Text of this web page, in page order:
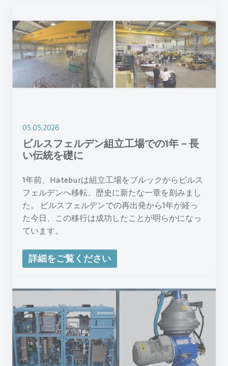
05.05.2026
ビルスフェルデン組立工場での1年－長
い伝統を礎に
1年前、Hateburは組立工場をブルックからビルス
フェルデンへ移転、歴史に新たな一章を刻みまし
た。 ビルスフェルデンでの再出発から1年が経っ
た今日、この移行は成功したことが明らかになっ
ています。
詳細をご覧ください